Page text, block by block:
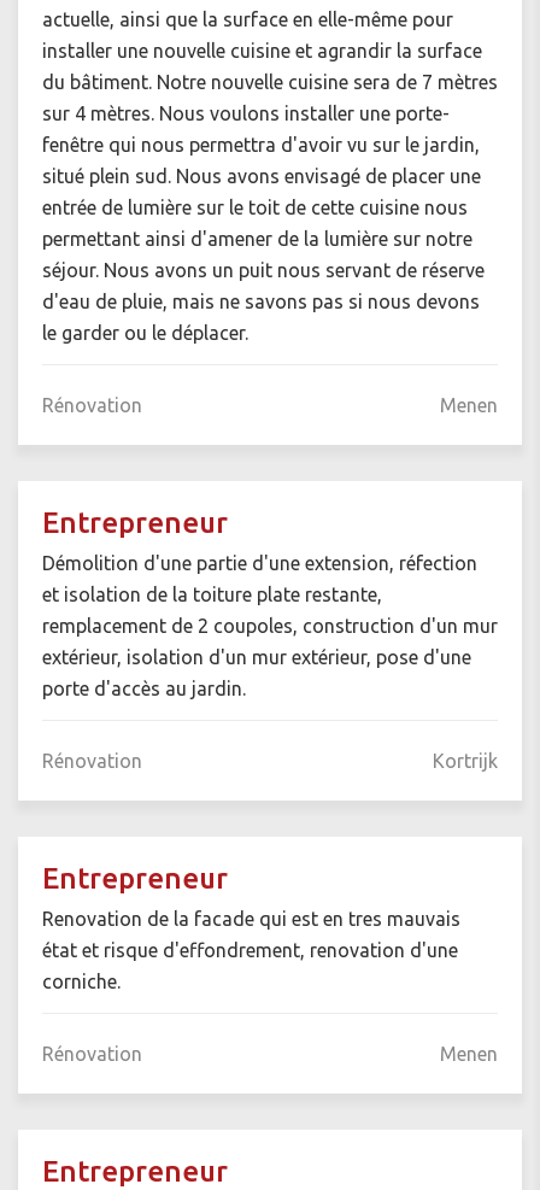
actuelle, ainsi que la surface en elle-même pour
installer une nouvelle cuisine et agrandir la surface
du bâtiment. Notre nouvelle cuisine sera de 7 mètres
sur 4 mètres. Nous voulons installer une porte-
fenêtre qui nous permettra d'avoir vu sur le jardin,
situé plein sud. Nous avons envisagé de placer une
entrée de lumière sur le toit de cette cuisine nous
permettant ainsi d'amener de la lumière sur notre
séjour. Nous avons un puit nous servant de réserve
d'eau de pluie, mais ne savons pas si nous devons
le garder ou le déplacer.
Rénovation Menen
Entrepreneur
Démolition d'une partie d'une extension, réfection
et isolation de la toiture plate restante,
remplacement de 2 coupoles, construction d'un mur
extérieur, isolation d'un mur extérieur, pose d'une
porte d'accès au jardin.
Rénovation Kortrijk
Entrepreneur
Renovation de la facade qui est en tres mauvais
état et risque d'effondrement, renovation d'une
corniche.
Rénovation Menen
Entrepreneur